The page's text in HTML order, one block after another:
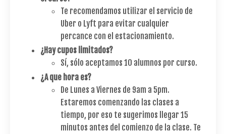
Te recomendamos utilizar el servicio de
Uber o Lyft para evitar cualquier
percance con el estacionamiento.
¿Hay cupos limitados?
Sí, sólo aceptamos 10 alumnos por curso.
¿A que hora es?
De Lunes a Viernes de 9am a 5pm.
Estaremos comenzando las clases a
tiempo, por eso te sugerimos llegar 15
minutos antes del comienzo de la clase. Te